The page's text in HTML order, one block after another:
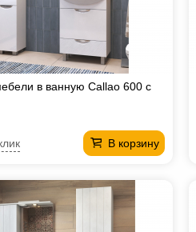
в ванную Callao 600 с
В корзину